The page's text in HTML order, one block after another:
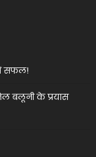
सफल!
बलूनी के प्रयास